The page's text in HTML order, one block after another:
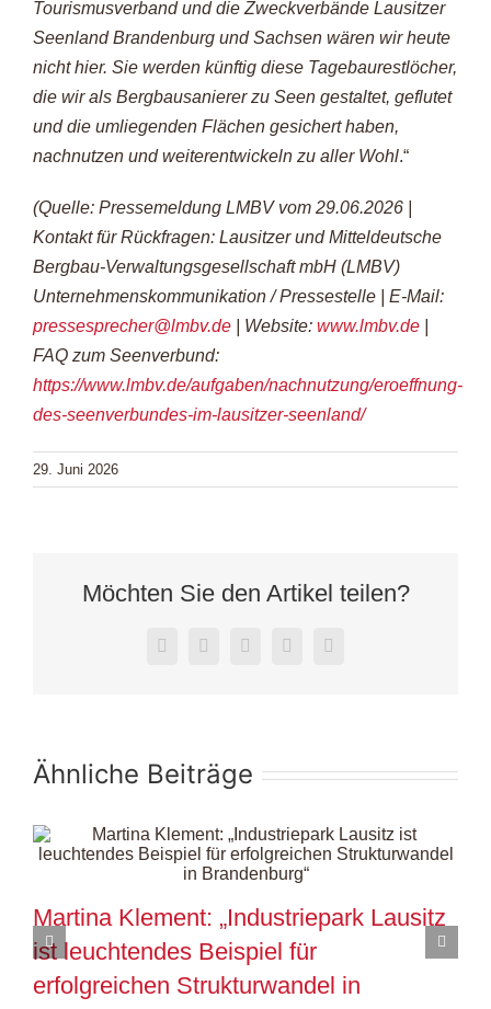
Tourismusverband und die Zweckverbände Lausitzer
Seenland Brandenburg und Sachsen wären wir heute
nicht hier. Sie werden künftig diese Tagebaurestlöcher,
die wir als Bergbausanierer zu Seen gestaltet, geflutet
und die umliegenden Flächen gesichert haben,
nachnutzen und weiterentwickeln zu aller Wohl.“
(Quelle: Pressemeldung LMBV vom 29.06.2026 |
Kontakt für Rückfragen: Lausitzer und Mitteldeutsche
Bergbau-Verwaltungsgesellschaft mbH (LMBV)
Unternehmenskommunikation / Pressestelle | E‑Mail:
pressesprecher@lmbv.de | Website: www.lmbv.de
FAQ zum Seenverbund:
https://www.lmbv.de/aufgaben/nachnutzung/eroeffnung-
des-seenverbundes-im-lausitzer-seenland/
29. Juni 2026
Möchten Sie den Artikel teilen?
Facebook
X LinkedInWhatsApp
E-
Ähnliche Beiträge
Martina Klement: „Industriepark Lausitz
ist leuchtendes Beispiel für
erfolgreichen Strukturwandel in